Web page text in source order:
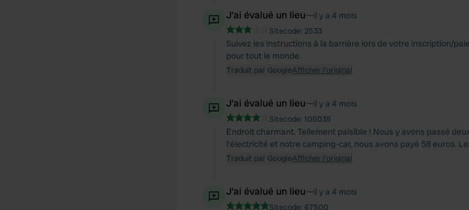
J'ai évalué un lieu—il y a 4 mois
Sitecode: 2533
Suivez les instructions à la barrière lors de votre inscription/
pour tout le monde.
Traduit par GoogleAfficher l'original
J'ai évalué un lieu—il y a 4 mois
Sitecode: 105035
Endroit charmant. Tellement paisible ! Nous y avons passé
l'électricité et notre camping-car, nous avons payé 58 euros.
Traduit par GoogleAfficher l'original
J'ai évalué un lieu—il y a 4 mois
Sitecode: 67500